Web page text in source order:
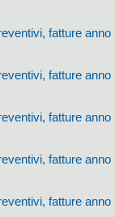
fatture anno
fatture anno
fatture anno
fatture anno
fatture anno